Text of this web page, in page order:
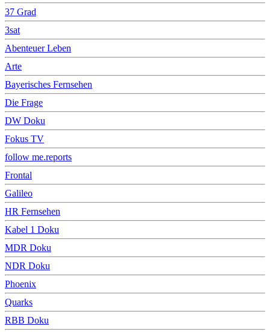
37 Grad
3sat
Abenteuer Leben
Arte
Bayerisches Fernsehen
Die Frage
DW Doku
Fokus TV
follow me.reports
Frontal
Galileo
HR Fernsehen
Kabel 1 Doku
MDR Doku
NDR Doku
Phoenix
Quarks
RBB Doku